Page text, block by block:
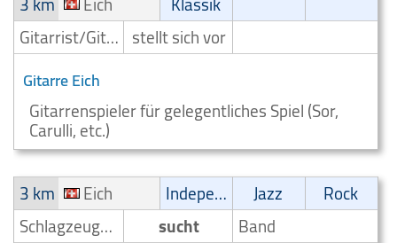
Gitarrist/Gitarrenspieler stellt sich vor
Gitarre Eich
Gitarrenspieler für gelegentliches Spiel (Sor,
Carulli, etc.)
3 km
Eich Independent Jazz
Rock
Schlagzeuger/Drummer
sucht
Band